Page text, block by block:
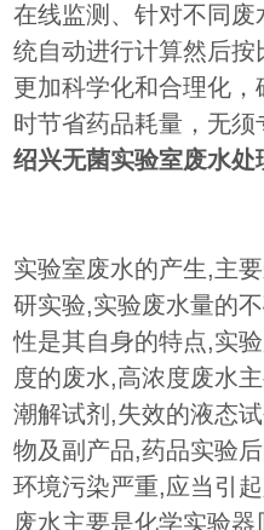
在线监测、针对不同
统自动进行计算然后按
更加科学化和合理化
时节省药品耗量，无须
绍兴无菌实验室废水处
实验室废水的产生,主
研实验,实验废水量的
性是其自身的特点,实
度的废水,高浓度废水
潮解试剂,失效的液态
物及副产品,药品实验
环境污染严重,应当引
废水主要是化学实验器